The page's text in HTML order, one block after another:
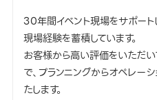
30年間イベント現場をサポー
現場経験を蓄積しています。
お客様から高い評価をいただ
で、プランニングからオペレー
たします。